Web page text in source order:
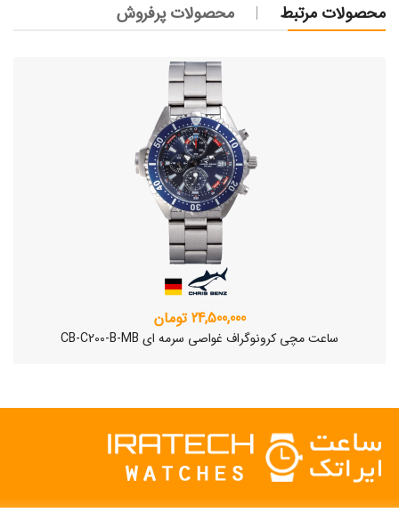
محصولات مرتبط محصولات پرفروش
24,500,000 تومان
ساعت مچی کرونوگراف غواصی سرمه ای CB-C200-B-MB